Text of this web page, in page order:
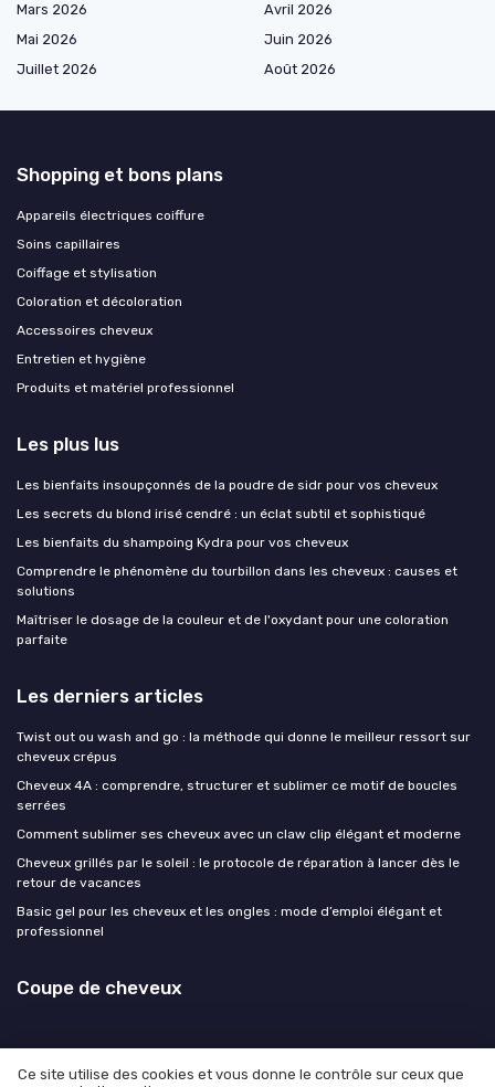
Mars 2026
Avril 2026
Mai 2026
Juin 2026
Juillet 2026
Août 2026
Shopping et bons plans
Appareils électriques coiffure
Soins capillaires
Coiffage et stylisation
Coloration et décoloration
Accessoires cheveux
Entretien et hygiène
Produits et matériel professionnel
Les plus lus
Les bienfaits insoupçonnés de la poudre de sidr pour vos cheveux
Les secrets du blond irisé cendré : un éclat subtil et sophistiqué
Les bienfaits du shampoing Kydra pour vos cheveux
Comprendre le phénomène du tourbillon dans les cheveux : causes et
solutions
Maîtriser le dosage de la couleur et de l'oxydant pour une coloration
parfaite
Les derniers articles
Twist out ou wash and go : la méthode qui donne le meilleur ressort sur
cheveux crépus
Cheveux 4A : comprendre, structurer et sublimer ce motif de boucles
serrées
Comment sublimer ses cheveux avec un claw clip élégant et moderne
Cheveux grillés par le soleil : le protocole de réparation à lancer dès le
retour de vacances
Basic gel pour les cheveux et les ongles : mode d’emploi élégant et
professionnel
Coupe de cheveux
Ce site utilise des cookies et vous donne le contrôle sur ceux que